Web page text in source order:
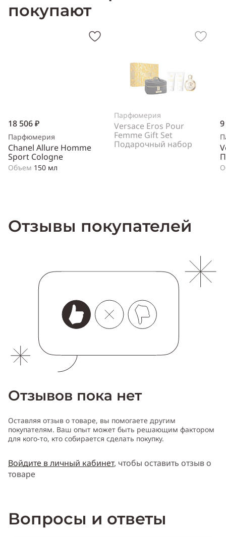
покупают
18 506 ₽
Парфюмерия
Chanel Allure Homme
Sport Cologne
Объем 150 мл
Парфюмерия
Versace Eros Pour
Femme Gift Set
Подарочный набор
Отзывы покупателей
Отзывов пока нет
Оставляя отзыв о товаре, вы помогаете другим
покупателям. Ваш опыт может быть решающим фактором
для кого-то, кто собирается сделать покупку.
Войдите в личный кабинет, чтобы оставить отзыв о
товаре
Вопросы и ответы